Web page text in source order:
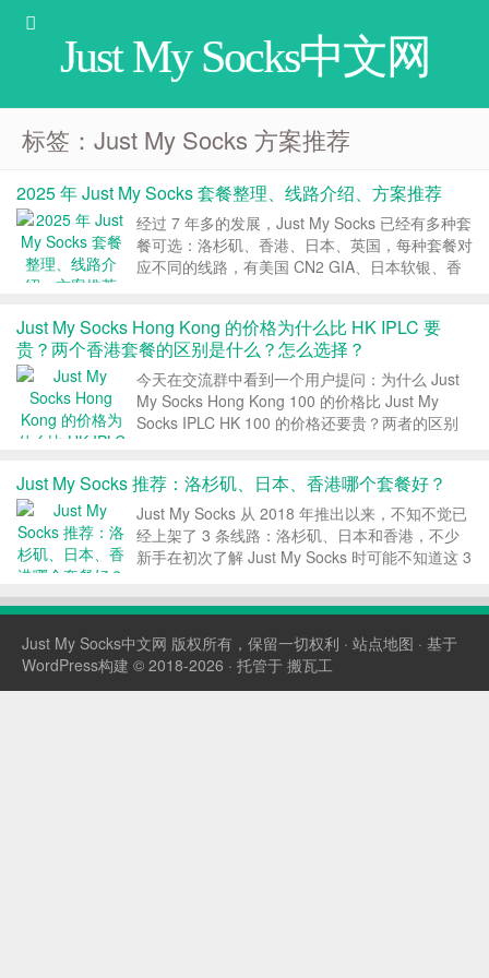
Just My Socks中文网
标签：Just My Socks 方案推荐
2025 年 Just My Socks 套餐整理、线路介绍、方案推荐
经过 7 年多的发展，Just My Socks 已经有多种套
餐可选：洛杉矶、香港、日本、英国，每种套餐对
应不同的线路，有美国 CN2 GIA、日本软银、香
下...
Just My Socks Hong Kong 的价格为什么比 HK IPLC 要
贵？两个香港套餐的区别是什么？怎么选择？
今天在交流群中看到一个用户提问：为什么 Just
My Socks Hong Kong 100 的价格比 Just My
Socks IPLC HK 100 的价格还要贵？两者的区别
先看下两...
Just My Socks 推荐：洛杉矶、日本、香港哪个套餐好？
Just My Socks 从 2018 年推出以来，不知不觉已
经上架了 3 条线路：洛杉矶、日本和香港，不少
新手在初次了解 Just My Socks 时可能不知道这 3
Just My Socks中文网就给大家做个对比与推荐，
Just My Socks中文网 版权所有，保留一切权利 · 站点地图 · 基于
WordPress构建 © 2018-2026 · 托管于 搬瓦工